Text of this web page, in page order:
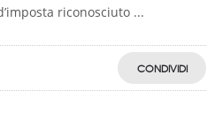
riconosciuto ...
CONDIVIDI